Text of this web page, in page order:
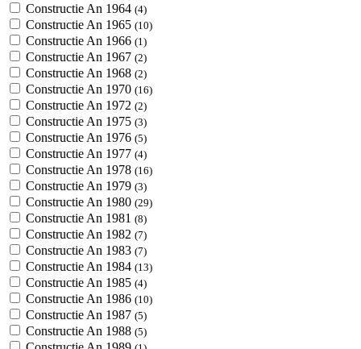
Constructie An 1964 (4)
Constructie An 1965 (10)
Constructie An 1966 (1)
Constructie An 1967 (2)
Constructie An 1968 (2)
Constructie An 1970 (16)
Constructie An 1972 (2)
Constructie An 1975 (3)
Constructie An 1976 (5)
Constructie An 1977 (4)
Constructie An 1978 (16)
Constructie An 1979 (3)
Constructie An 1980 (29)
Constructie An 1981 (8)
Constructie An 1982 (7)
Constructie An 1983 (7)
Constructie An 1984 (13)
Constructie An 1985 (4)
Constructie An 1986 (10)
Constructie An 1987 (5)
Constructie An 1988 (5)